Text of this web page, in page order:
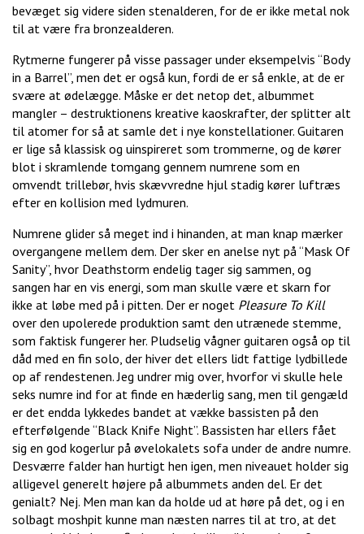
bevæget sig videre siden stenalderen, for de er ikke metal nok
til at være fra bronzealderen.
Rytmerne fungerer på visse passager under eksempelvis “Body
in a Barrel”, men det er også kun, fordi de er så enkle, at de er
svære at ødelægge. Måske er det netop det, albummet
mangler – destruktionens kreative kaoskrafter, der splitter alt
til atomer for så at samle det i nye konstellationer. Guitaren
er lige så klassisk og uinspireret som trommerne, og de kører
blot i skramlende tomgang gennem numrene som en
omvendt trillebør, hvis skævvredne hjul stadig kører luftræs
efter en kollision med lydmuren.
Numrene glider så meget ind i hinanden, at man knap mærker
overgangene mellem dem. Der sker en anelse nyt på “Mask Of
Sanity”, hvor Deathstorm endelig tager sig sammen, og
sangen har en vis energi, som man skulle være et skarn for
ikke at løbe med på i pitten. Der er noget Pleasure To Kill
over den upolerede produktion samt den utrænede stemme,
som faktisk fungerer her. Pludselig vågner guitaren også op til
dåd med en fin solo, der hiver det ellers lidt fattige lydbillede
op af rendestenen. Jeg undrer mig over, hvorfor vi skulle hele
seks numre ind for at finde en hæderlig sang, men til gengæld
er det endda lykkedes bandet at vække bassisten på den
efterfølgende “Black Knife Night”. Bassisten har ellers fået
sig en god kogerlur på øvelokalets sofa under de andre numre.
Desværre falder han hurtigt hen igen, men niveauet holder sig
alligevel generelt højere på albummets anden del. Er det
genialt? Nej. Men man kan da holde ud at høre på det, og i en
solbagt moshpit kunne man næsten narres til at tro, at det